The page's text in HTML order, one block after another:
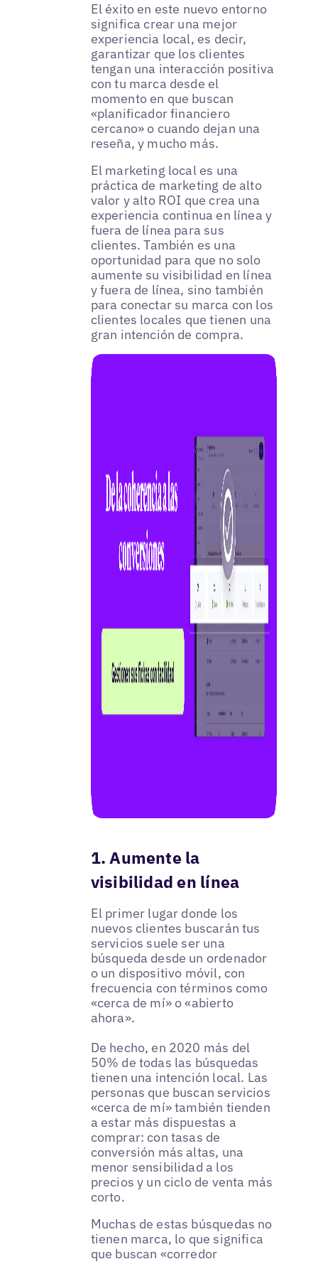
El éxito en este nuevo entorno
significa crear una mejor
experiencia local, es decir,
garantizar que los clientes
tengan una interacción positiva
con tu marca desde el
momento en que buscan
«planificador financiero
cercano» o cuando dejan una
reseña, y mucho más.
El marketing local es una
práctica de marketing de alto
valor y alto ROI que crea una
experiencia continua en línea y
fuera de línea para sus
clientes. También es una
oportunidad para que no solo
aumente su visibilidad en línea
y fuera de línea, sino también
para conectar su marca con los
clientes locales que tienen una
gran intención de compra.
1. Aumente la
visibilidad en línea
El primer lugar donde los
nuevos clientes buscarán tus
servicios suele ser una
búsqueda desde un ordenador
o un dispositivo móvil, con
frecuencia con términos como
«cerca de mí» o «abierto
ahora».
De hecho, en 2020 más del
50% de todas las búsquedas
tienen una intención local. Las
personas que buscan servicios
«cerca de mí» también tienden
a estar más dispuestas a
comprar: con tasas de
conversión más altas, una
menor sensibilidad a los
precios y un ciclo de venta más
corto.
Muchas de estas búsquedas no
tienen marca, lo que significa
que buscan «corredor